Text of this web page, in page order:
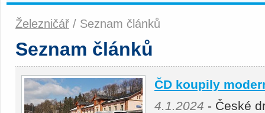
Železničář / Seznam článků
Seznam článků
ČD koupily
4.1.2024 - České